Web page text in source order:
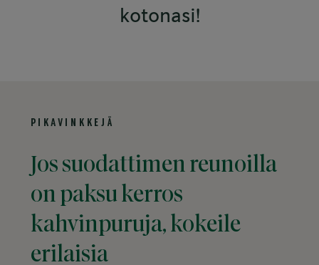
kotonasi!
PIKAVINKKEJÄ
Jos suodattimen reunoilla
on paksu kerros
kahvinpuruja, kokeile
erilaisia